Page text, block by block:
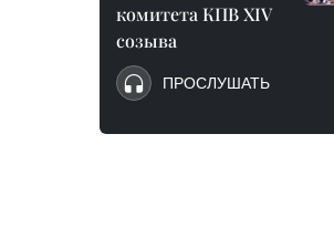
комитета КПВ XIV
созыва
ПРОСЛУШАТЬ